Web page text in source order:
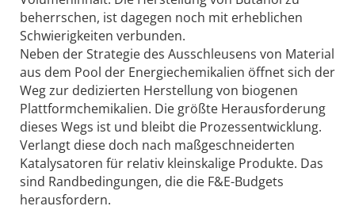
beherrschen, ist dagegen noch mit erheblichen
Schwierigkeiten verbunden.
Neben der Strategie des Ausschleusens von Material
aus dem Pool der Energiechemikalien öffnet sich der
Weg zur dedizierten Herstellung von biogenen
Plattformchemikalien. Die größte Herausforderung
dieses Wegs ist und bleibt die Prozessentwicklung.
Verlangt diese doch nach maßgeschneiderten
Katalysatoren für relativ kleinskalige Produkte. Das
sind Randbedingungen, die die F&E-Budgets
herausfordern.